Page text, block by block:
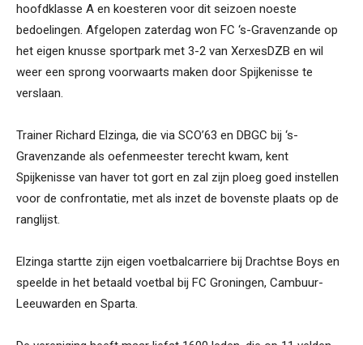
hoofdklasse A en koesteren voor dit seizoen noeste
bedoelingen. Afgelopen zaterdag won FC ‘s-Gravenzande op
het eigen knusse sportpark met 3-2 van XerxesDZB en wil
weer een sprong voorwaarts maken door Spijkenisse te
verslaan.
Trainer Richard Elzinga, die via SCO’63 en DBGC bij ‘s-
Gravenzande als oefenmeester terecht kwam, kent
Spijkenisse van haver tot gort en zal zijn ploeg goed instellen
voor de confrontatie, met als inzet de bovenste plaats op de
ranglijst.
Elzinga startte zijn eigen voetbalcarriere bij Drachtse Boys en
speelde in het betaald voetbal bij FC Groningen, Cambuur-
Leeuwarden en Sparta.